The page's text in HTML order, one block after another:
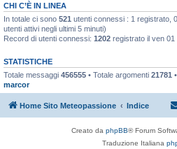
CHI C’È IN LINEA
In totale ci sono 521 utenti connessi : 1 registrato,
utenti attivi negli ultimi 5 minuti)
Record di utenti connessi: 1202 registrato il ven
STATISTICHE
Totale messaggi 456555 • Totale argomenti 21781
marcor
Home Sito Meteopassione Indice
Creato da phpBB® Forum
Traduzione Italiana